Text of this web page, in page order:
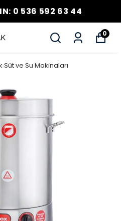
0 536 592 63 44
0
Süt ve Su Makinaları